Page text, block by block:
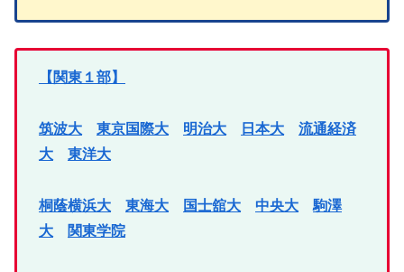
【関東１部】
筑波大 東京国際大 明治大 日本大
流通経済
大
東洋大
桐蔭横浜大 東海大 国士舘大 中央大
駒澤
大
関東学院